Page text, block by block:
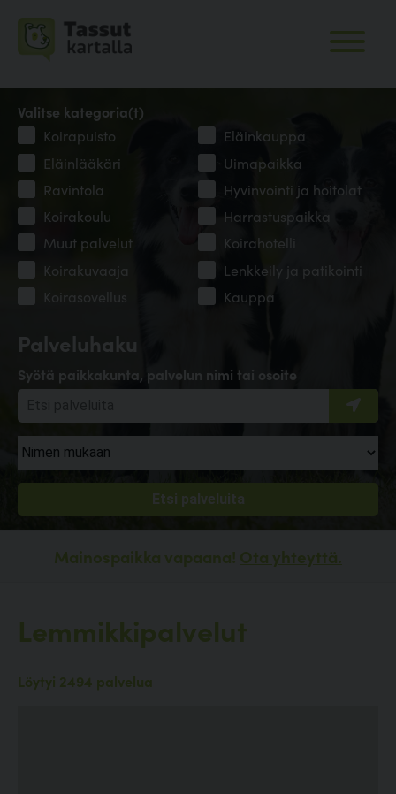
Palveluhaku
Syötä paikkakunta, palvelun nimi tai osoite
Valitse kategoria(t)
Koirapuisto
Eläinkauppa
Eläinlääkäri
Uimapaikka
Ravintola
Hyvinvointi ja hoitolat
Koirakoulu
Harrastuspaikka
Muut palvelut
Koirahotelli
Koirakuvaaja
Lenkkeily ja patikointi
Koirasovellus
Kauppa
Mainospaikka vapaana! Ota yhteyttä.
Lemmikkipalvelut
Löytyi 2494 palvelua